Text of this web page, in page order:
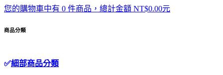
您的購物車中有 0 件商品，總計金額 NT$0.00元
商品分類
✅細部商品分類